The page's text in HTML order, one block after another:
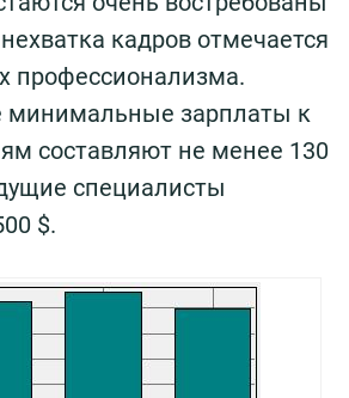
кадров отмечается
профессионализма.
минимальные зарплаты к
составляют не менее 130
специалисты
$.